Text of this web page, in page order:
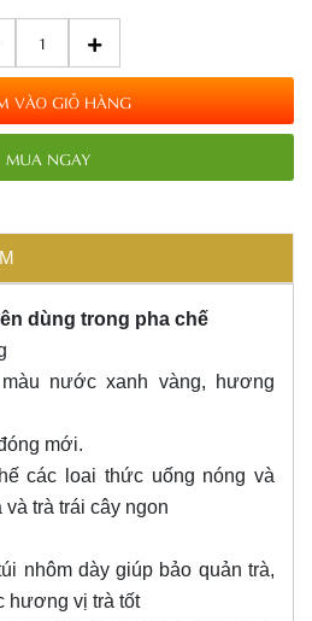
VÀO GIỎ HÀNG
MUA NGAY
dùng trong pha chế
nước xanh vàng, hương
mới.
các loai thức uống nóng và
và trà trái cây ngon
nhôm dày giúp bảo quản trà,
hương vị trà tốt